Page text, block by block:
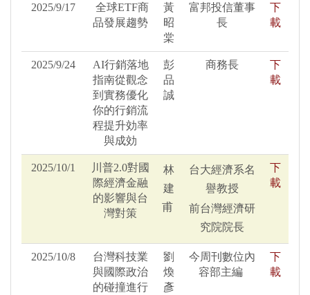
2025/9/17
全球ETF商
品發展趨勢
黃
昭
棠
富邦投信董事
長
下
載
2025/9/24
AI行銷落地
指南從觀念
到實務優化
你的行銷流
程提升効率
與成効
彭
品
誠
商務長
下
載
2025/10/1
川普2.0對國
際經濟金融
的影響與台
灣對策
林
建
甫
台大經濟系名
譽教授
前台灣經濟研
究院院長
下
載
2025/10/8
台灣科技業
與國際政治
的碰撞進行
劉
煥
彥
今周刊數位內
容部主編
下
載